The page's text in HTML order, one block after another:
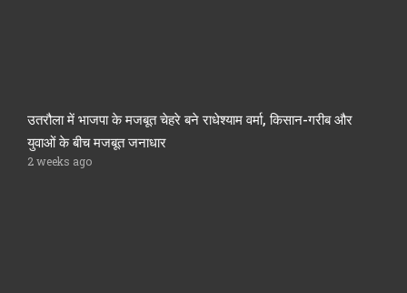
उतरौला में भाजपा के मजबूत चेहरे बने राधेश्याम वर्मा, किसान-गरीब और
युवाओं के बीच मजबूत जनाधार
2 weeks ago